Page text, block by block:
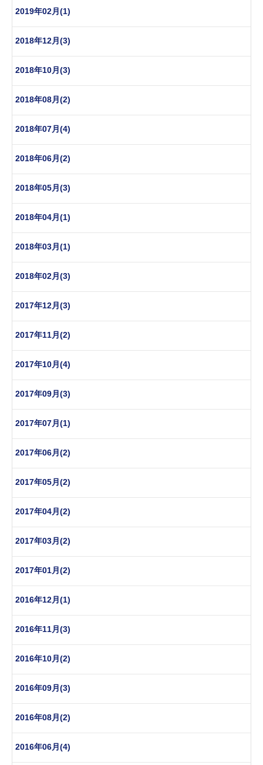
2019年02月(1)
2018年12月(3)
2018年10月(3)
2018年08月(2)
2018年07月(4)
2018年06月(2)
2018年05月(3)
2018年04月(1)
2018年03月(1)
2018年02月(3)
2017年12月(3)
2017年11月(2)
2017年10月(4)
2017年09月(3)
2017年07月(1)
2017年06月(2)
2017年05月(2)
2017年04月(2)
2017年03月(2)
2017年01月(2)
2016年12月(1)
2016年11月(3)
2016年10月(2)
2016年09月(3)
2016年08月(2)
2016年06月(4)